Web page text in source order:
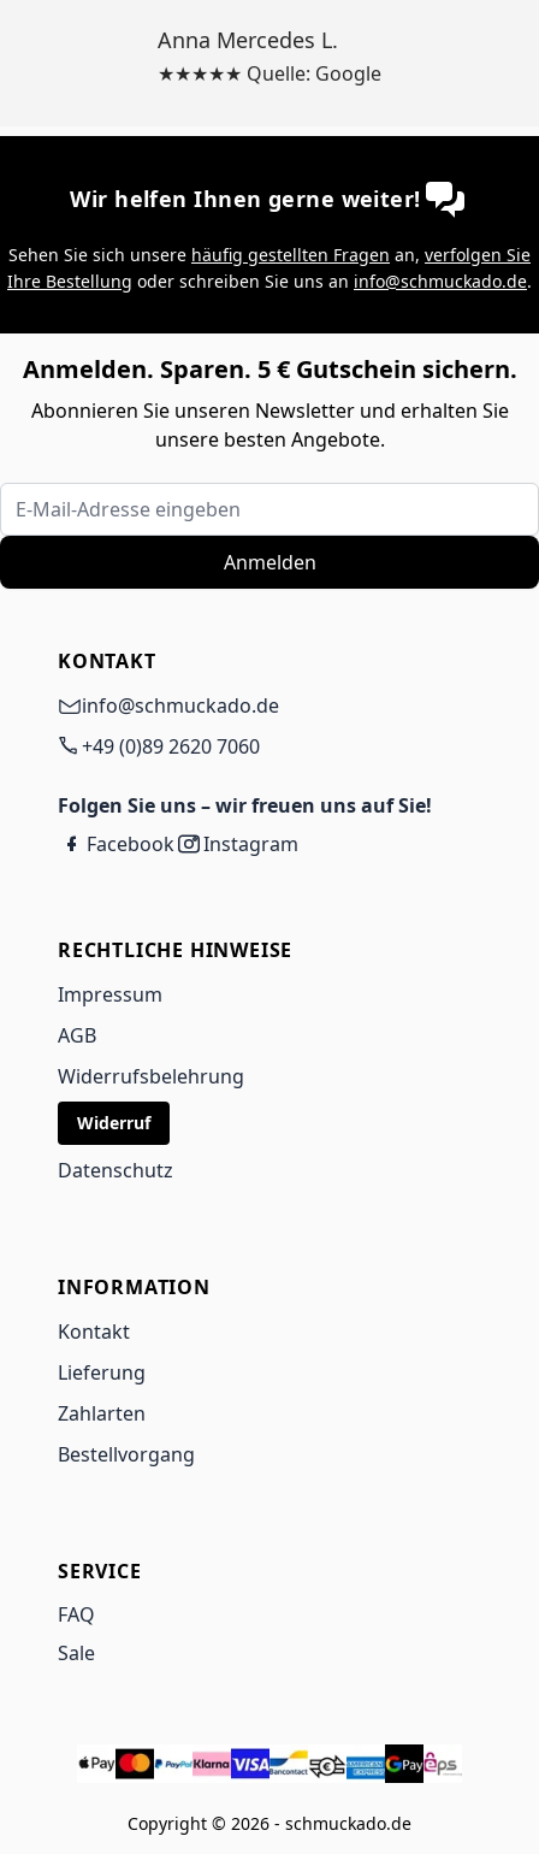
Anna Mercedes L.
★★★★★ Quelle: Google
Wir helfen Ihnen gerne weiter!
Sehen Sie sich unsere häufig gestellten Fragen an, verfolgen Sie
Ihre Bestellung oder schreiben Sie uns an info@schmuckado.de.
Anmelden. Sparen. 5 € Gutschein sichern.
Abonnieren Sie unseren Newsletter und erhalten Sie
unsere besten Angebote.
E-Mail-Adresse eingeben
Anmelden
KONTAKT
info@schmuckado.de
+49 (0)89 2620 7060
Folgen Sie uns – wir freuen uns auf Sie!
Facebook
Instagram
RECHTLICHE HINWEISE
Impressum
AGB
Widerrufsbelehrung
Widerruf
Datenschutz
INFORMATION
Kontakt
Lieferung
Zahlarten
Bestellvorgang
SERVICE
FAQ
Sale
Copyright © 2026 - schmuckado.de